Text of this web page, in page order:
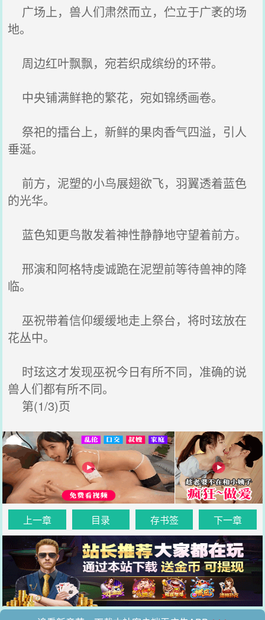
广场上，兽人们肃然而立，伫立于广袤的场
地。
周边红叶飘飘，宛若织成缤纷的环带。
中央铺满鲜艳的繁花，宛如锦绣画卷。
祭祀的擂台上，新鲜的果肉香气四溢，引人
垂涎。
前方，泥塑的小鸟展翅欲飞，羽翼透着蓝色
的光华。
蓝色知更鸟散发着神性静静地守望着前方。
邢演和阿格特虔诚跪在泥塑前等待兽神的降
临。
巫祝带着信仰缓缓地走上祭台，将时玹放在
花丛中。
时玹这才发现巫祝今日有所不同，准确的说
兽人们都有所不同。
第(1/3)页
上一章 目录 存书签 下一章